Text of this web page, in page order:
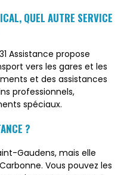
QUEL AUTRE SERVICE
Assistance propose
vers les gares et les
et des assistances
professionnels,
spéciaux.
?
Gaudens, mais elle
Vous pouvez les